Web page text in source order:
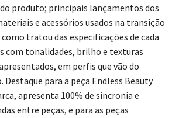
produto; principais lançamentos dos
e acessórios usados na transição
tratou das especificações de cada
com tonalidades, brilho e texturas
em perfis que vão do
Destaque para a peça Endless Beauty
apresenta 100% de sincronia e
entre peças, e para as peças